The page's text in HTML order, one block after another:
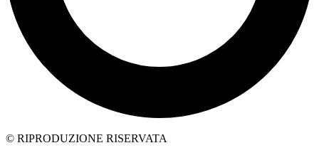
© RIPRODUZIONE RISERVATA